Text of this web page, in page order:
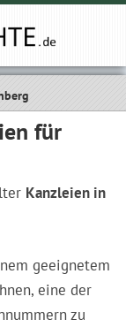
für
Kanzleien in
geeignetem
eine der
zu